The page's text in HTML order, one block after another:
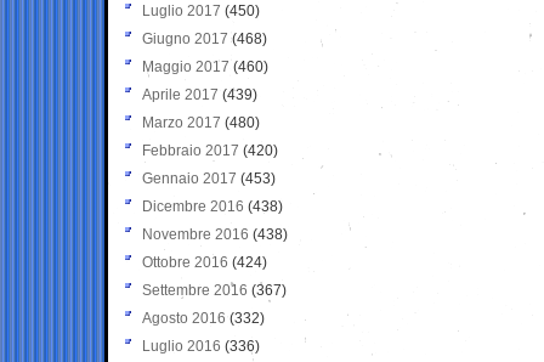
Luglio 2017 (450)
Giugno 2017 (468)
Maggio 2017 (460)
Aprile 2017 (439)
Marzo 2017 (480)
Febbraio 2017 (420)
Gennaio 2017 (453)
Dicembre 2016 (438)
Novembre 2016 (438)
Ottobre 2016 (424)
Settembre 2016 (367)
Agosto 2016 (332)
Luglio 2016 (336)